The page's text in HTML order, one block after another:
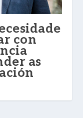
con
as